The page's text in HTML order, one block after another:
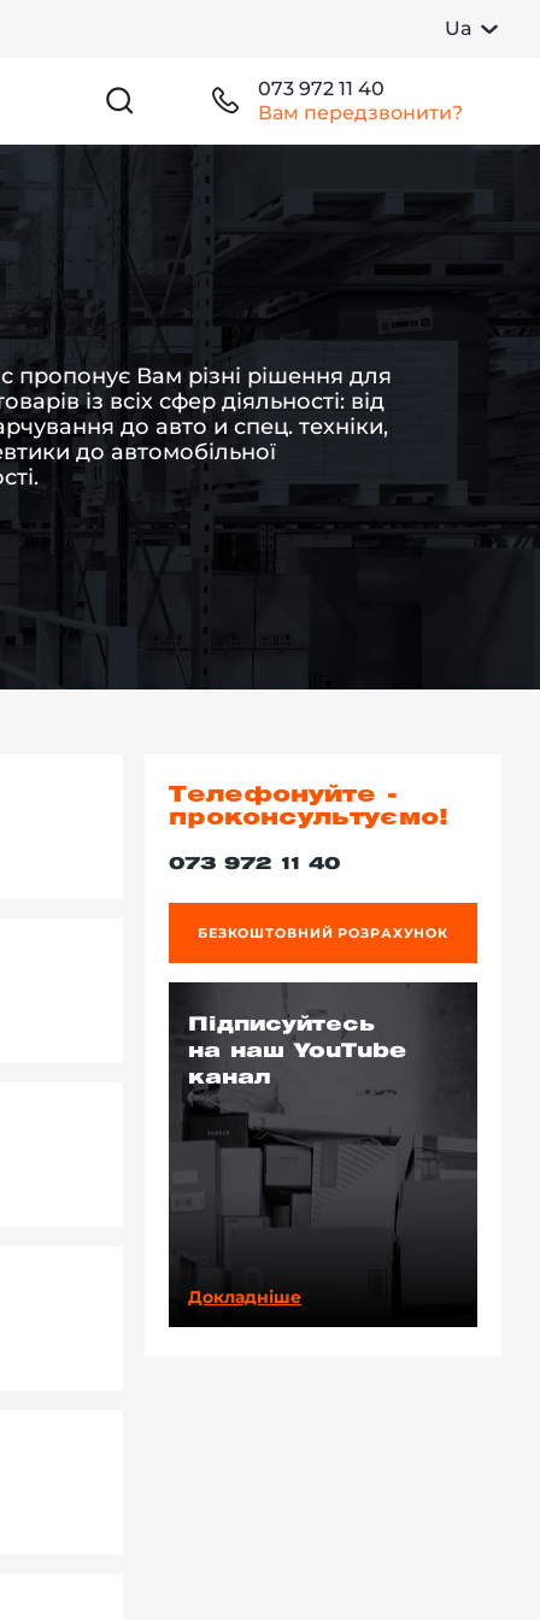
Ua
073 972 11 40
Вам передзвонити?
пропонує Вам різні рішення для
із всіх сфер діяльності: від
до авто и спец. техніки,
до автомобільної
Телефонуйте -
проконсультуємо!
073 972 11 40
БЕЗКОШТОВНИЙ РОЗРАХУНОК
Підписуйтесь
на наш YouTube
канал
Докладніше